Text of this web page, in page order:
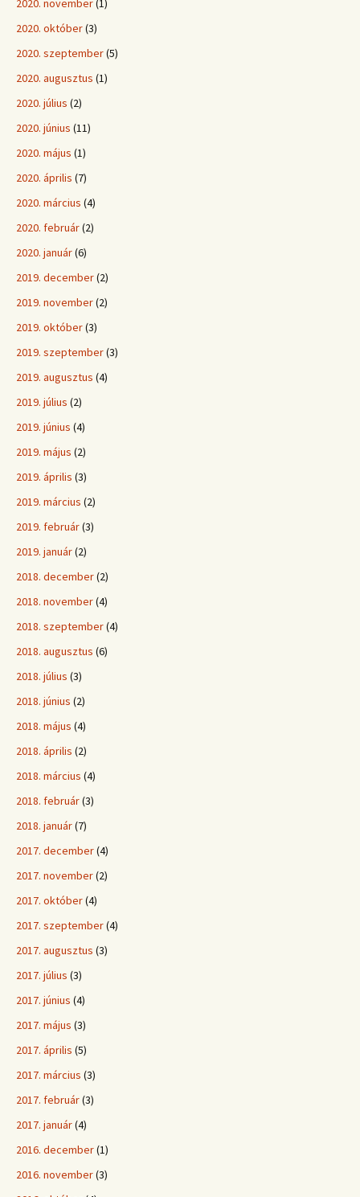
2020. november(1)
2020. október(3)
2020. szeptember(5)
2020. augusztus (1)
2020. július (2)
2020. június (11)
2020. május (1)
2020. április (7)
2020. március (4)
2020. február(2)
2020. január(6)
2019. december(2)
2019. november(2)
2019. október(3)
2019. szeptember(3)
2019. augusztus (4)
2019. július (2)
2019. június (4)
2019. május (2)
2019. április (3)
2019. március (2)
2019. február(3)
2019. január(2)
2018. december(2)
2018. november(4)
2018. szeptember(4)
2018. augusztus (6)
2018. július (3)
2018. június (2)
2018. május (4)
2018. április (2)
2018. március (4)
2018. február(3)
2018. január(7)
2017. december(4)
2017. november(2)
2017. október(4)
2017. szeptember(4)
2017. augusztus (3)
2017. július (3)
2017. június (4)
2017. május (3)
2017. április (5)
2017. március (3)
2017. február(3)
2017. január(4)
2016. december(1)
2016. november(3)